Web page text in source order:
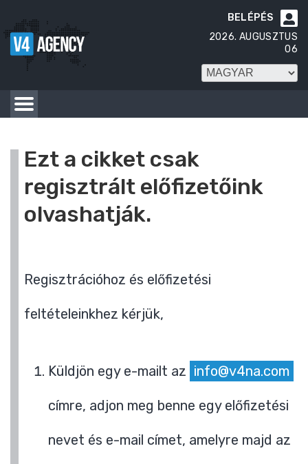

BELÉPÉS
2026. AUGUSZTUS
06
Ezt a cikket csak
regisztrált előfizetőink
olvashatják.
Regisztrációhoz és előfizetési
feltételeinkhez kérjük,
Küldjön egy e-mailt az info@v4na.com
címre, adjon meg benne egy előfizetési
nevet és e-mail címet, amelyre majd az